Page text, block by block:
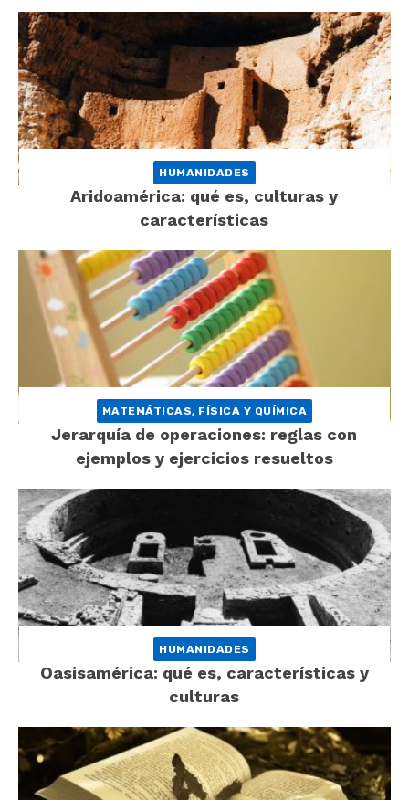
HUMANIDADES
Aridoamérica: qué es, culturas y
características
MATEMÁTICAS, FÍSICA Y QUÍMICA
Jerarquía de operaciones: reglas con
ejemplos y ejercicios resueltos
HUMANIDADES
Oasisamérica: qué es, características y
culturas